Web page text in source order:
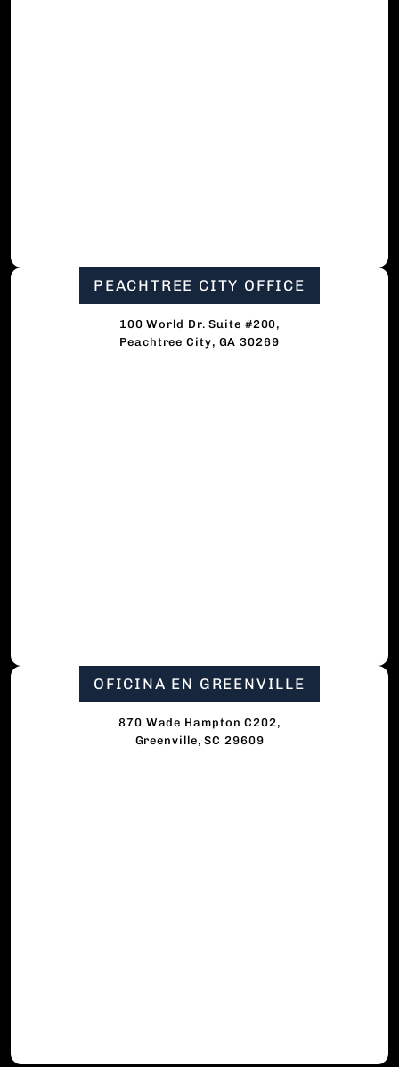
PEACHTREE CITY OFFICE
100 World Dr. Suite #200,
Peachtree City, GA 30269
OFICINA EN GREENVILLE
870 Wade Hampton C202,
Greenville, SC 29609